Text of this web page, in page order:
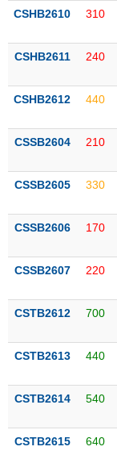
CSHB2610 310
CSHB2611 240
CSHB2612 440
CSSB2604 210
CSSB2605 330
CSSB2606 170
CSSB2607 220
CSTB2612 700
CSTB2613 440
CSTB2614 540
CSTB2615 640
TIỆN
ĐỘNG
SẢN
Mã
khoán
(-)
Tất cả Cổ
Lãnh
đạo
Tất cả
Tin
(-)